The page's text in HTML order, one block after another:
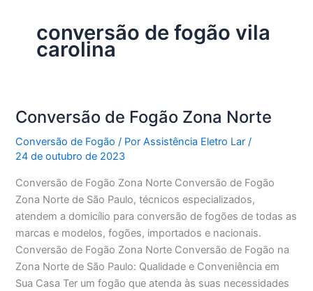
conversão de fogão vila
carolina
Conversão de Fogão Zona Norte
Conversão de Fogão / PorAssistência Eletro Lar/
24 de outubro de 2023
Conversão de Fogão Zona Norte Conversão de Fogão
Zona Norte de São Paulo, técnicos especializados,
atendem a domicílio para conversão de fogões de todas as
marcas e modelos, fogões, importados e nacionais.
Conversão de Fogão Zona Norte Conversão de Fogão na
Zona Norte de São Paulo: Qualidade e Conveniência em
Sua Casa Ter um fogão que atenda às suas necessidades